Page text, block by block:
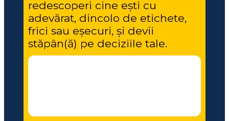
redescoperi cine ești cu
adevărat, dincolo de etichete,
frici sau eșecuri, și devii
stăpân(ă) pe deciziile tale.